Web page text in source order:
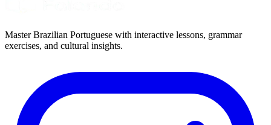
Master Brazilian Portuguese with interactive lessons, grammar
exercises, and cultural insights.